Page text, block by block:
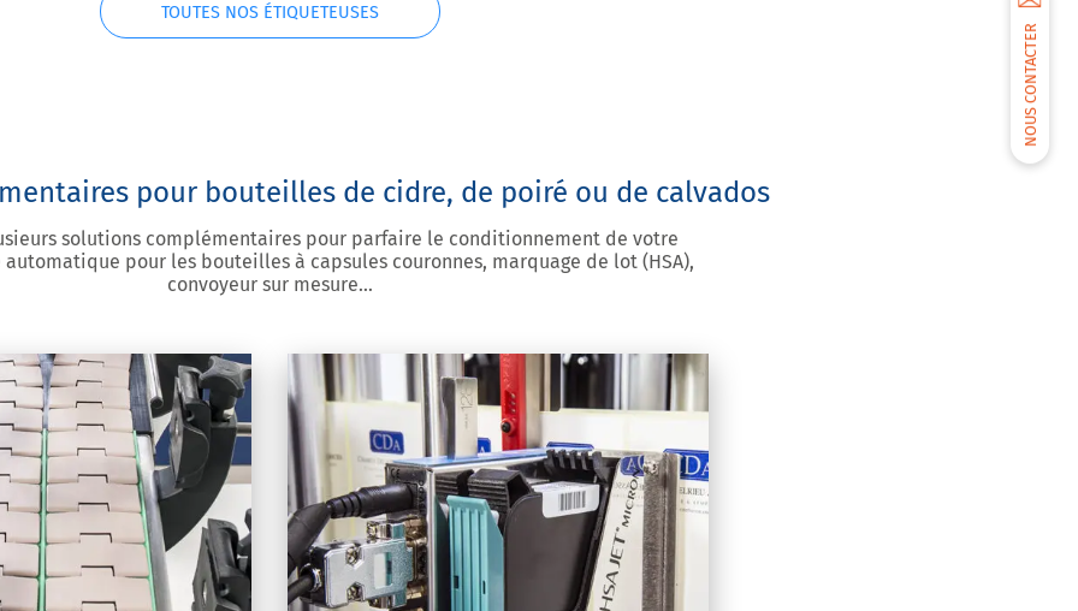
NOUS CONTACTER
TOUTES NOS ÉTIQUETEUSES
pour bouteilles de cidre, de poiré ou de calvados
solutions complémentaires pour parfaire le conditionnement de votre
automatique pour les bouteilles à capsules couronnes, marquage de lot (HSA),
convoyeur sur mesure…
jet d’encre
marquage